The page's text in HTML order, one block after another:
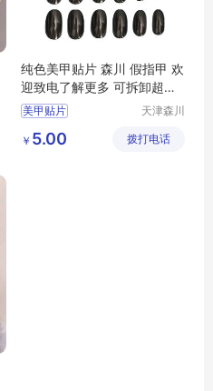
纯色美甲贴片 森川 假指甲 欢
迎致电了解更多 可拆卸超薄
粉胶果冻胶贴
美甲贴片
天津假指甲
天津森川
限公司
￥ 5.00 拨打电话